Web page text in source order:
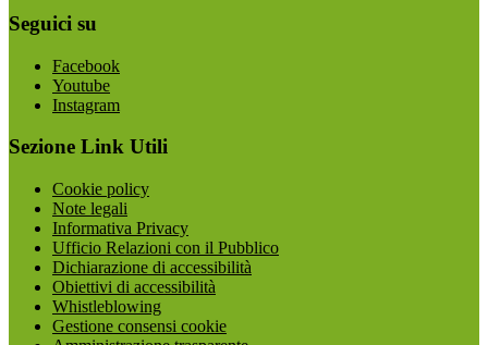
Seguici su
Facebook
Youtube
Instagram
Sezione Link Utili
Cookie policy
Note legali
Informativa Privacy
Ufficio Relazioni con il Pubblico
Dichiarazione di accessibilità
Obiettivi di accessibilità
Whistleblowing
Gestione consensi cookie